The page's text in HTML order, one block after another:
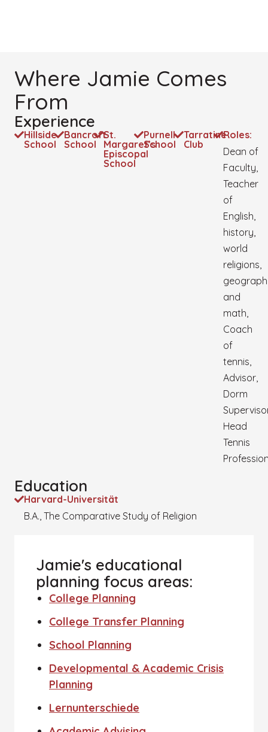
Where Jamie Comes
From
Experience
Hillside
School
Bancroft
School
St.
Margaret’s
Episcopal
School
Purnell
School
Tarratine
Club
Roles:
Dean of
Faculty,
Teacher
of
English,
history,
world
religions,
and
math,
Coach
of
tennis,
Advisor,
Dorm
Head
Tennis
Education
Harvard-Universität
B.A., The Comparative Study of Religion
Jamie's educational
planning focus areas:
College Planning
College Transfer Planning
School Planning
Developmental & Academic Crisis
Planning
Lernunterschiede